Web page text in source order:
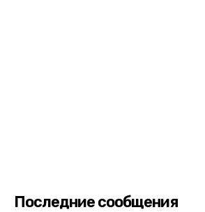
Последние сообщения